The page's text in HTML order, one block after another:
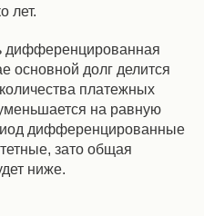
лет.
дифференцированная
основной долг делится
платежных
на равную
дифференцированные
зато общая
ниже.